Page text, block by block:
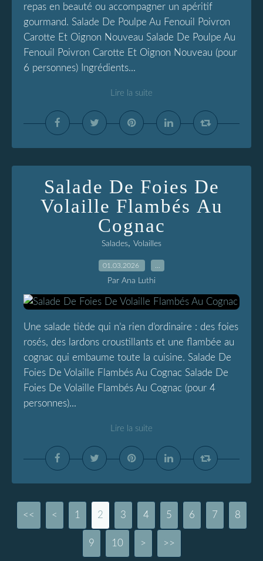
repas en beauté ou accompagner un apéritif
gourmand. Salade De Poulpe Au Fenouil Poivron
Carotte Et Oignon Nouveau Salade De Poulpe Au
Fenouil Poivron Carotte Et Oignon Nouveau (pour
6 personnes) Ingrédients...
Lire la suite
Salade De Foies De
Volaille Flambés Au
Cognac
Salades, Volailles
01.03.2026
Par Ana Luthi
Une salade tiède qui n’a rien d’ordinaire : des foies
rosés, des lardons croustillants et une flambée au
cognac qui embaume toute la cuisine. Salade De
Foies De Volaille Flambés Au Cognac Salade De
Foies De Volaille Flambés Au Cognac (pour 4
personnes)...
Lire la suite
<< < 1 2 3 4 5 6 7 8
9 10 > >>